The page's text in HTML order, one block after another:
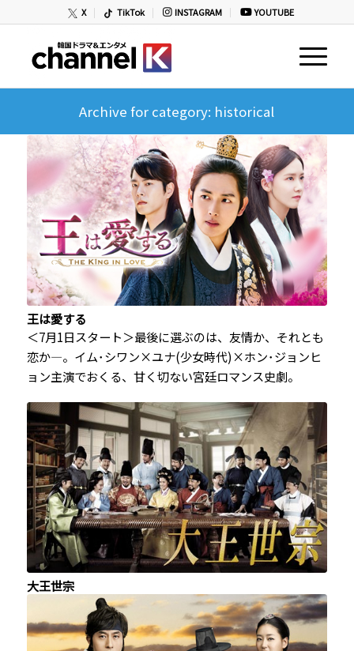
X TikTok INSTAGRAM YOUTUBE
Archive for category: historical
王は愛する
＜7月1日スタート＞最後に選ぶのは、友情か、それとも
恋か―。イム･シワン×ユナ(少女時代)×ホン･ジョンヒ
ョン主演でおくる、甘く切ない宮廷ロマンス史劇。
大王世宗